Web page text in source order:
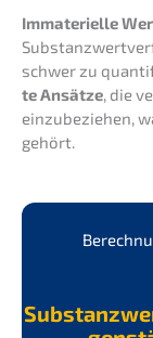
Immate­ri­el­le
schwer zu
te Ansät­ze, die
einzu­be­zie­hen,
gehört.